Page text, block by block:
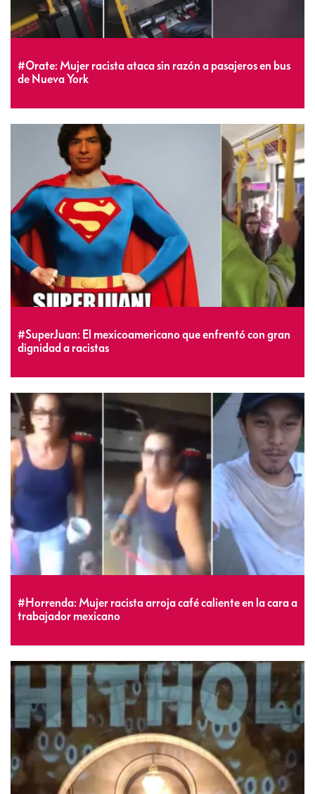
#Orate: Mujer racista ataca sin razón a pasajeros en bus
de Nueva York
#SuperJuan: El mexicoamericano que enfrentó con gran
dignidad a racistas
#Horrenda: Mujer racista arroja café caliente en la cara a
trabajador mexicano